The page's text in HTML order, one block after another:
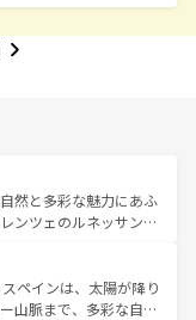
然と多彩な魅力にあふ
ンツェのルネッサンス
やアマルフィ海岸の絶
光の合間には、本場の
料理を堪能することも
ペインは、太陽が降り
山脈まで、多彩な自然